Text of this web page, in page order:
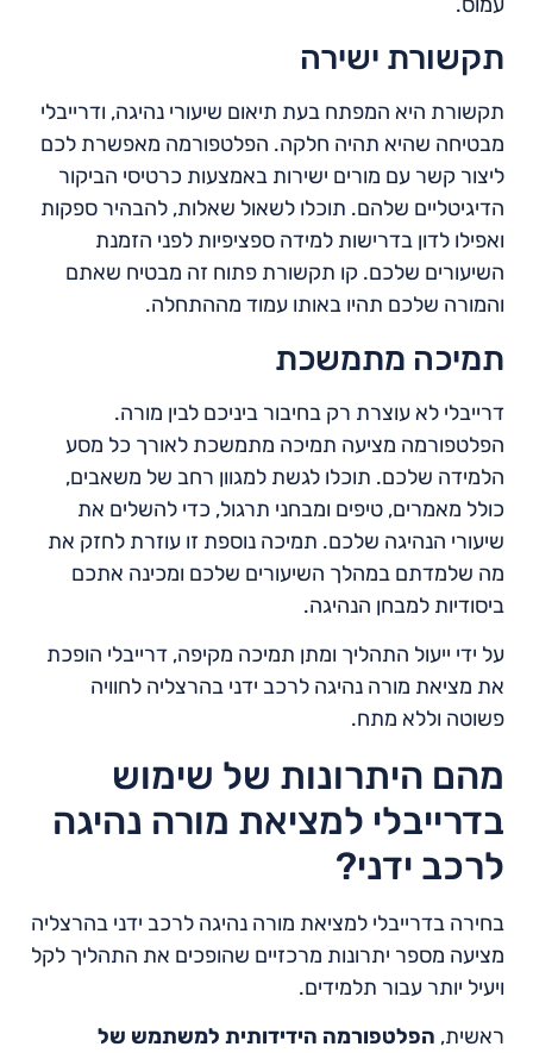
תקשורת ישירה
תקשורת היא המפתח בעת תיאום שיעורי נהיגה, ודרייבלי
מבטיחה שהיא תהיה חלקה. הפלטפורמה מאפשרת לכם
ליצור קשר עם מורים ישירות באמצעות כרטיסי הביקור
הדיגיטליים שלהם. תוכלו לשאול שאלות, להבהיר ספקות
ואפילו לדון בדרישות למידה ספציפיות לפני הזמנת
השיעורים שלכם. קו תקשורת פתוח זה מבטיח שאתם
והמורה שלכם תהיו באותו עמוד מההתחלה.
תמיכה מתמשכת
דרייבלי לא עוצרת רק בחיבור ביניכם לבין מורה.
הפלטפורמה מציעה תמיכה מתמשכת לאורך כל מסע
הלמידה שלכם. תוכלו לגשת למגוון רחב של משאבים,
כולל מאמרים, טיפים ומבחני תרגול, כדי להשלים את
שיעורי הנהיגה שלכם. תמיכה נוספת זו עוזרת לחזק את
מה שלמדתם במהלך השיעורים שלכם ומכינה אתכם
ביסודיות למבחן הנהיגה.
על ידי ייעול התהליך ומתן תמיכה מקיפה, דרייבלי הופכת
את מציאת מורה נהיגה לרכב ידני בהרצליה לחוויה
פשוטה וללא מתח.
מהם היתרונות של שימוש
בדרייבלי למציאת מורה נהיגה
לרכב ידני?
בחירה בדרייבלי למציאת מורה נהיגה לרכב ידני בהרצליה
מציעה מספר יתרונות מרכזיים שהופכים את התהליך לקל
ויעיל יותר עבור תלמידים.
ראשית, הפלטפורמה הידידותית למשתמש של